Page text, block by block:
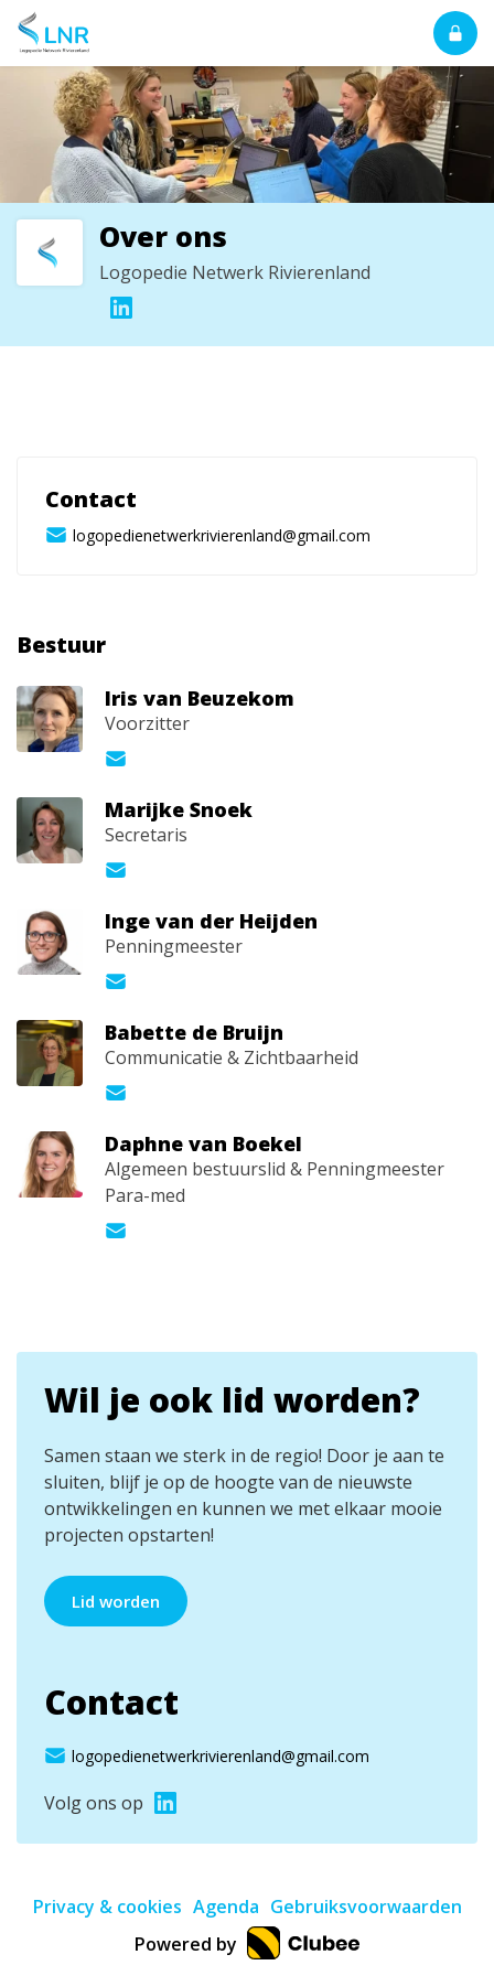
Over ons
Logopedie Netwerk Rivierenland
Contact
logopedienetwerkrivierenland@gmail.com
Bestuur
Iris van Beuzekom
Voorzitter
Marijke Snoek
Secretaris
Inge van der Heijden
Penningmeester
Babette de Bruijn
Communicatie & Zichtbaarheid
Daphne van Boekel
Algemeen bestuurslid & Penningmeester
Para-med
Wil je ook lid worden?
Samen staan we sterk in de regio! Door je aan te
sluiten, blijf je op de hoogte van de nieuwste
ontwikkelingen en kunnen we met elkaar mooie
projecten opstarten!
Lid worden
Contact
logopedienetwerkrivierenland@gmail.com
Volg ons op
Privacy & cookies Agenda Gebruiksvoorwaarden
Powered by